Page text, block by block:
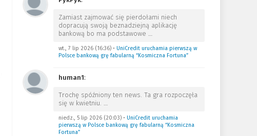
Zamiast zajmować się pierdołami niech
dopracują swoją beznadziejną aplikację
bankową bo ma podstawowe …
wt., 7 lip 2026 (16:36)• UniCredit uruchamia pierwszą w
Polsce bankową grę fabularną “Kosmiczna Fortuna”
human1:
Trochę spóźniony ten news. Ta gra rozpoczęła
się w kwietniu. …
niedz., 5 lip 2026 (20:03)• UniCredit uruchamia
pierwszą w Polsce bankową grę fabularną “Kosmiczna
Fortuna”